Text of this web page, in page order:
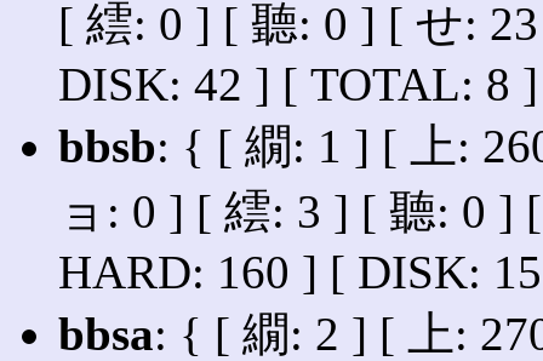
[ 繧: 0 ] [ 聽: 0 ] [ せ:
DISK: 42 ] [ TOTAL: 8 ]
bbsb: { [ 繝: 1 ] [ 上:
ョ: 0 ] [ 繧: 3 ] [ 聽: 0 ]
HARD: 160 ] [ DISK:
bbsa: { [ 繝: 2 ] [ 上: